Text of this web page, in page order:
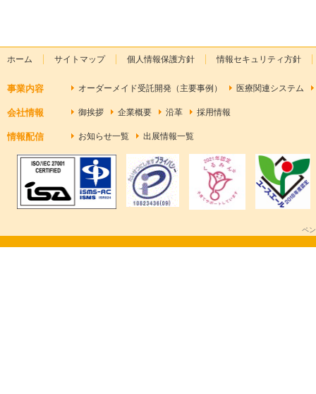
ホーム サイトマップ 個人情報保護方針 情報セキュリティ方針
事業内容 オーダーメイド受託開発（主要事例） 医療関連システム
会社情報 御挨拶 企業概要 沿革 採用情報
情報配信 お知らせ一覧 出展情報一覧
ペ